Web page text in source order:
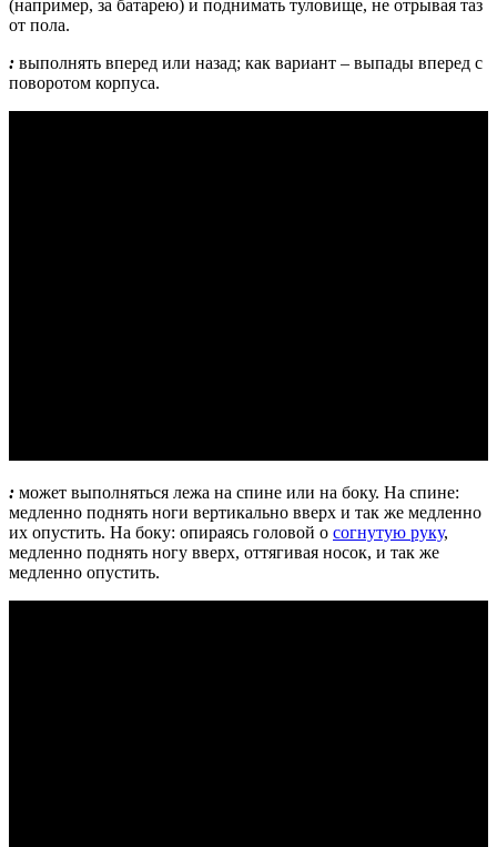
(например, за батарею) и поднимать туловище, не отрывая таз
от пола.
: выполнять вперед или назад; как вариант – выпады вперед с
поворотом корпуса.
: может выполняться лежа на спине или на боку. На спине:
медленно поднять ноги вертикально вверх и так же медленно
их опустить. На боку: опираясь головой о согнутую руку,
медленно поднять ногу вверх, оттягивая носок, и так же
медленно опустить.